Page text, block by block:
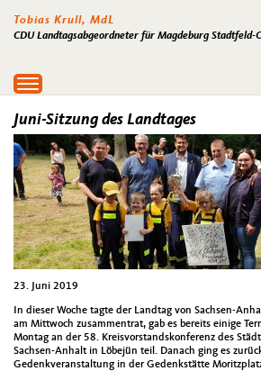
Tobias Krull, MdL
CDU Landtagsabgeordneter für Magdeburg Stadtfeld-
Toggle
navigation
Juni-Sitzung des Landtages
23. Juni 2019
In dieser Woche tagte der Landtag von Sachsen-
am Mittwoch zusammentrat, gab es bereits einige
Montag an der 58. Kreisvorstandskonferenz des
Sachsen-Anhalt in Löbejün teil. Danach ging es
Gedenkveranstaltung in der Gedenkstätte